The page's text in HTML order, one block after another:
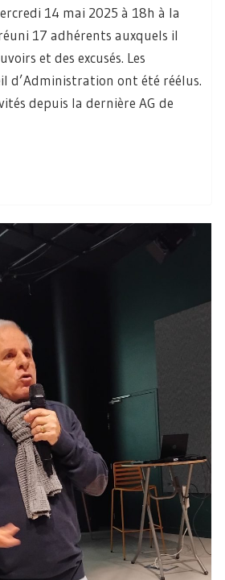
14 mai 2025 à 18h à la
17 adhérents auxquels il
et des excusés. Les
d’Administration ont été réélus.
depuis la dernière AG de